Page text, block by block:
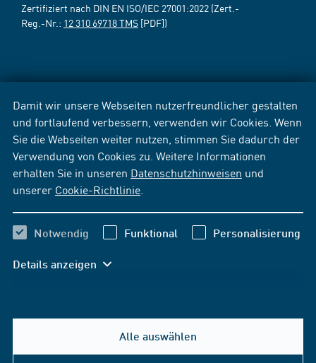
Damit wir unsere Webseiten nutzerfreundlicher gestalten
und fortlaufend verbessern, verwenden wir Cookies. Wenn
Sie die Webseiten weiter nutzen, stimmen Sie dadurch der
Verwendung von Cookies zu. Weitere Informationen
erhalten Sie in unseren Datenschutzhinweisen und
unserer Cookie-Richtlinie
Notwendig Funktional Personalisierung
Details anzeigen
Alle auswählen
Zertifiziert nach DIN EN ISO/IEC 27001:2022 (Zert.-
Reg.-Nr.: 12 310 69718 TMS [PDF])